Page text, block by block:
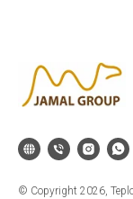
© Copyright 2026,